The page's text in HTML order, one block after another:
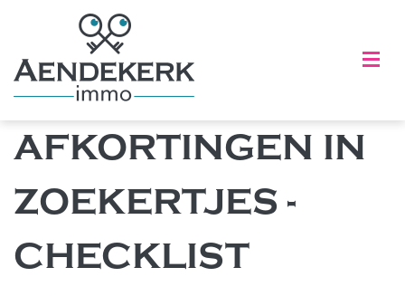
HOME
VERKOPEN
TE KOOP
REFERENTIES
+32 (0)89 303 676
AFKORTINGEN IN
ZOEKERTJES -
CHECKLIST